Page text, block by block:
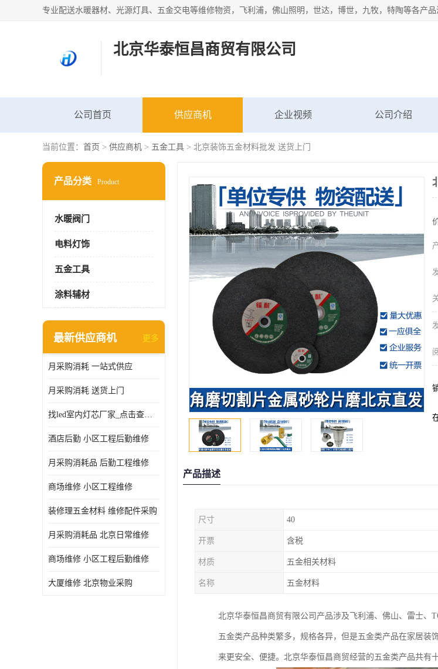
北京华泰恒昌商贸有限公司
公司首页 供应商机 企业视频 公司介绍
当前位置： 首页 > 供应商机 > 五金工具 > 北京装饰五金材料批发 送货上门
产品分类 Product
水暖阀门
电料灯饰
五金工具
涂料辅材
最新供应商机 更多
月采购消耗 一站式供应
月采购消耗 送货上门
找led室内灯芯厂家_点击查看更多
酒店后勤 小区工程后勤维修
月采购消耗品 后勤工程维修
商场维修 小区工程维修
装修理五金材料 维修配件采购
月采购消耗品 北京日常维修
商场维修 小区工程后勤维修
大厦维修 北京物业采购
产品描述
尺寸 40
开票 含税
材质 五金相关材料
名称 五金材料
北京华泰恒昌商贸有限公司产品涉及飞利浦、佛山、雷士、
五金类产品种类繁多，规格各异，但是五金类产品在家居
来更安全、便捷。北京华泰恒昌商贸经营的五金类产品共有